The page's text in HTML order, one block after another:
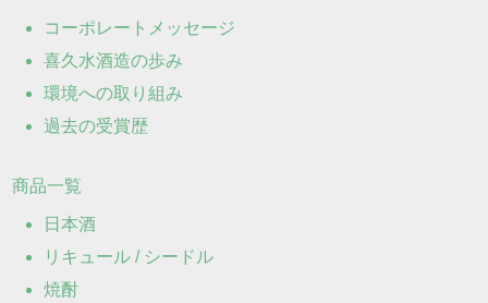
コーポレートメッセージ
喜久水酒造の歩み
環境への取り組み
過去の受賞歴
商品一覧
日本酒
リキュール / シードル
焼酎